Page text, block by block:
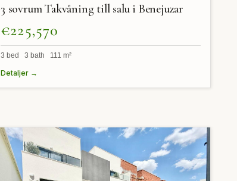
3 sovrum Takvåning till salu i Benejuzar
€225,570
3 bed 3 bath 111 m²
Detaljer →